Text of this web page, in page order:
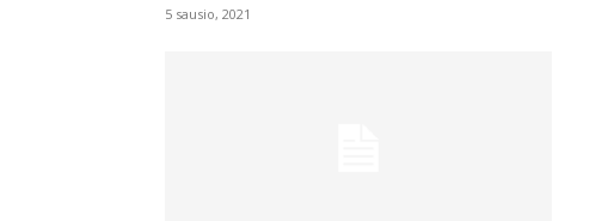
5 sausio, 2021